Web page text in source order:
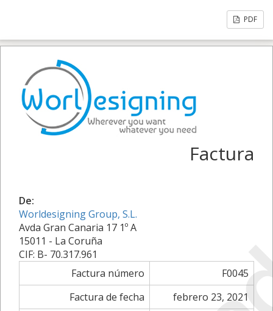
PDF
Factura
De:
Worldesigning Group, S.L.
Avda Gran Canaria 17 1º A
15011 - La Coruña
CIF: B- 70.317.961
Factura número
F0045
Factura de fecha
febrero 23, 2021